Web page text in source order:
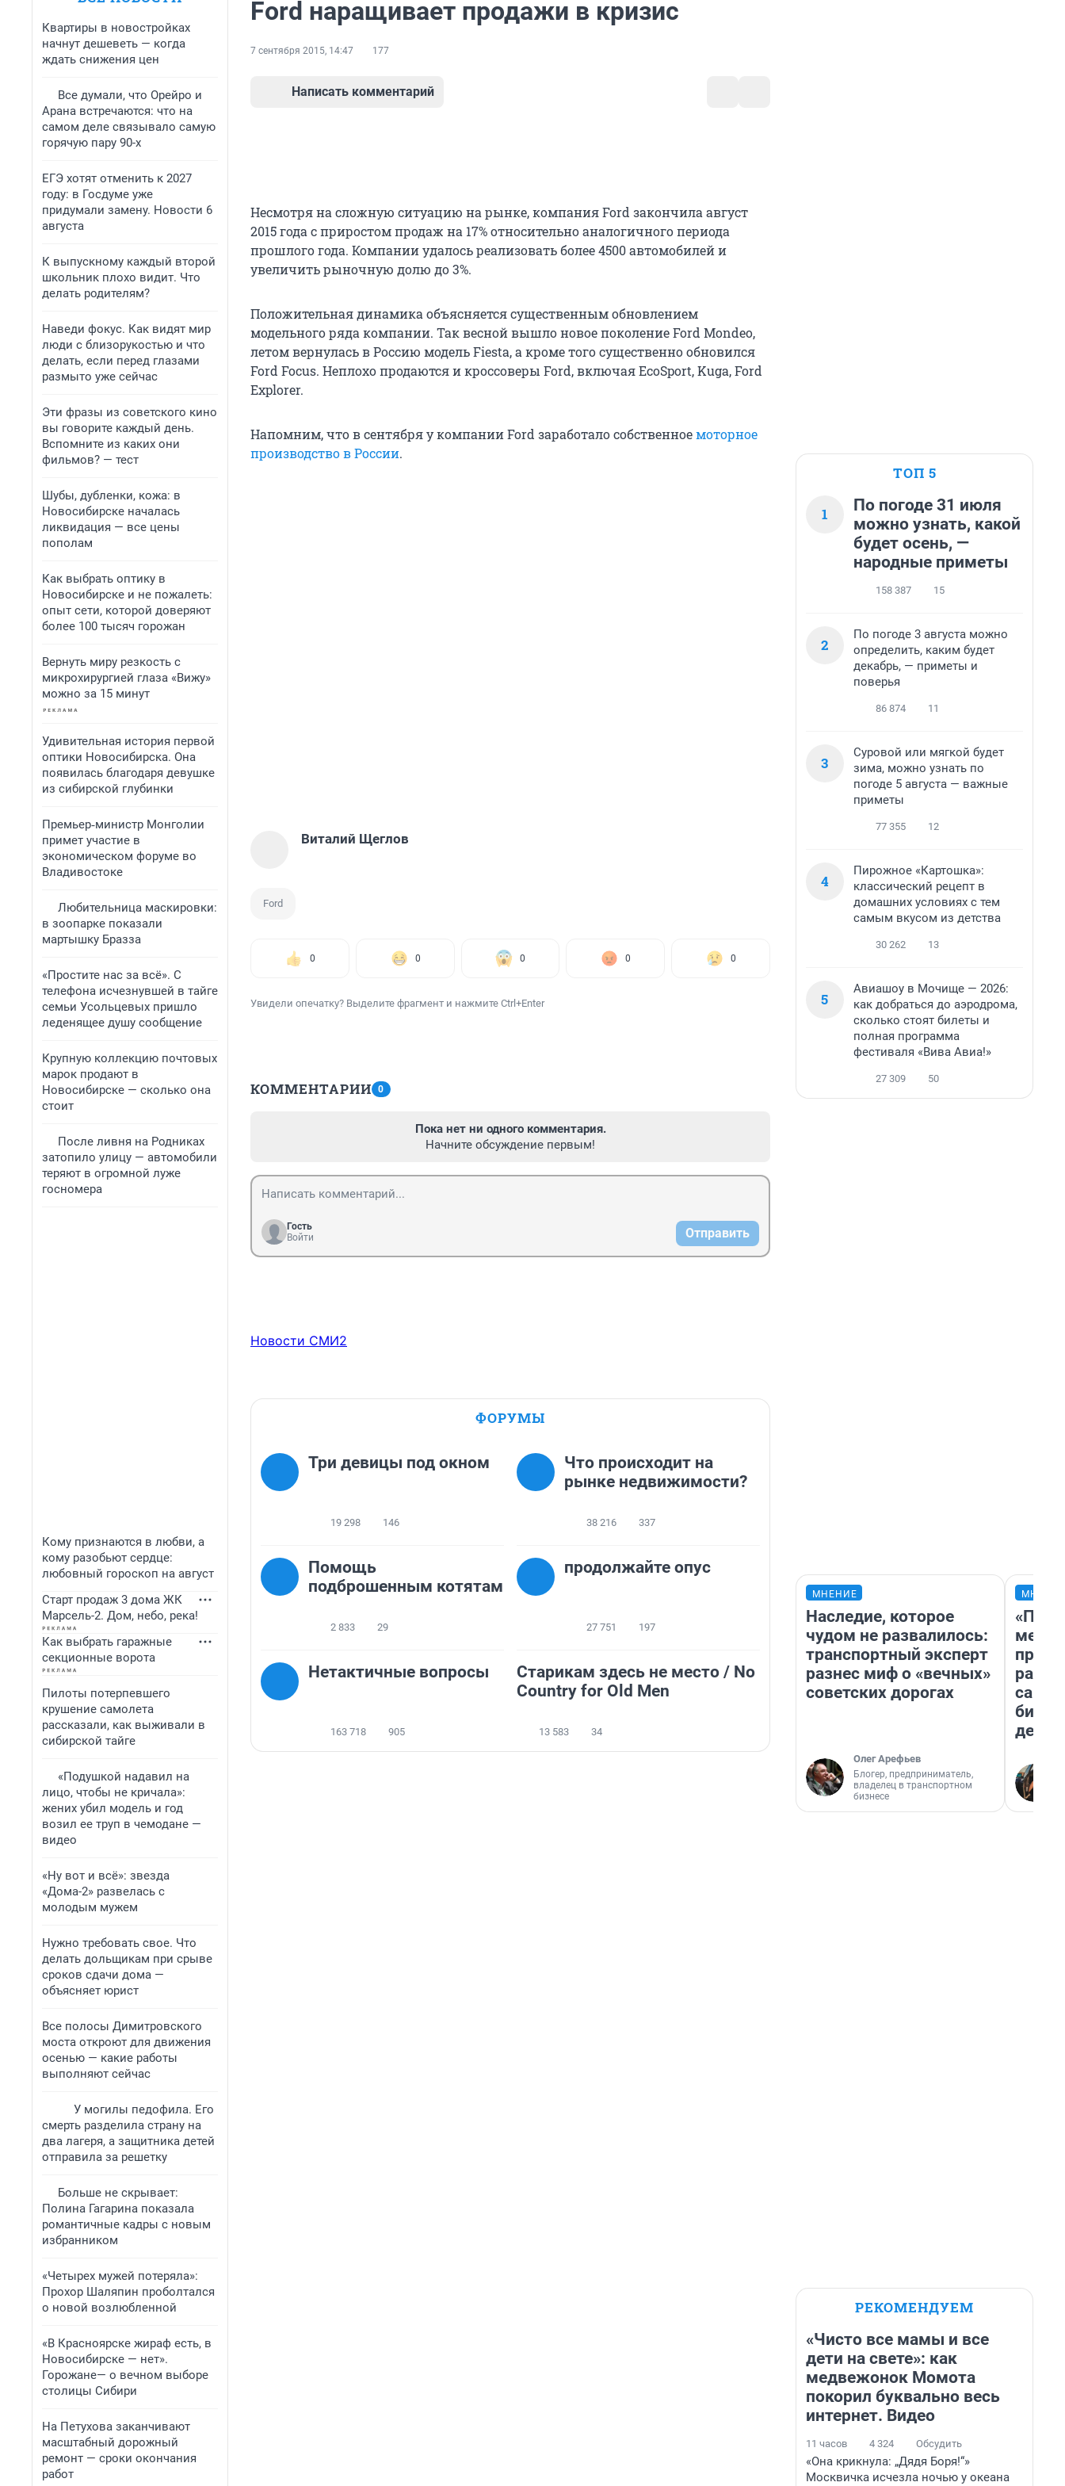
Квартиры в новостройках
начнут дешеветь — когда
ждать снижения цен
Все думали, что Орейро и
Арана встречаются: что на
самом деле связывало самую
горячую пару 90-х
ЕГЭ хотят отменить к 2027
году: в Госдуме уже
придумали замену. Новости 6
августа
К выпускному каждый второй
школьник плохо видит. Что
делать родителям?
Наведи фокус. Как видят мир
люди с близорукостью и что
делать, если перед глазами
размыто уже сейчас
Эти фразы из советского кино
вы говорите каждый день.
Вспомните из каких они
фильмов? — тест
Шубы, дубленки, кожа: в
Новосибирске началась
ликвидация — все цены
пополам
Как выбрать оптику в
Новосибирске и не пожалеть:
опыт сети, которой доверяют
более 100 тысяч горожан
Вернуть миру резкость с
микрохирургией глаза «Вижу»
можно за 15 минут
Удивительная история первой
оптики Новосибирска. Она
появилась благодаря девушке
из сибирской глубинки
Премьер‑министр Монголии
примет участие в
экономическом форуме во
Владивостоке
Любительница маскировки:
в зоопарке показали
мартышку Бразза
«Простите нас за всё». С
телефона исчезнувшей в тайге
семьи Усольцевых пришло
леденящее душу сообщение
Крупную коллекцию почтовых
марок продают в
Новосибирске — сколько она
стоит
После ливня на Родниках
затопило улицу — автомобили
теряют в огромной луже
госномера
Кому признаются в любви, а
кому разобьют сердце:
любовный гороскоп на август
Старт продаж 3 дома ЖК
Марсель-2. Дом, небо, река!
Как выбрать гаражные
секционные ворота
Пилоты потерпевшего
крушение самолета
рассказали, как выживали в
сибирской тайге
«Подушкой надавил на
лицо, чтобы не кричала»:
жених убил модель и год
возил ее труп в чемодане —
видео
«Ну вот и всё»: звезда
«Дома-2» развелась с
молодым мужем
Нужно требовать свое. Что
делать дольщикам при срыве
сроков сдачи дома —
объясняет юрист
Все полосы Димитровского
моста откроют для движения
осенью — какие работы
выполняют сейчас
У могилы педофила. Его
смерть разделила страну на
два лагеря, а защитника детей
отправила за решетку
Больше не скрывает:
Полина Гагарина показала
романтичные кадры с новым
избранником
«Четырех мужей потеряла»:
Прохор Шаляпин проболтался
о новой возлюбленной
«В Красноярске жираф есть, в
Новосибирске — нет».
Горожане— о вечном выборе
столицы Сибири
На Петухова заканчивают
масштабный дорожный
ремонт — сроки окончания
работ
Ford наращивает продажи в кризис
7 сентября 2015, 14:47 177
Написать комментарий
Несмотря на сложную ситуацию на рынке, компания Ford закончила август
2015 года с приростом продаж на 17% относительно аналогичного периода
прошлого года. Компании удалось реализовать более 4500 автомобилей и
увеличить рыночную долю до 3%.
Положительная динамика объясняется существенным обновлением
модельного ряда компании. Так весной вышло новое поколение Ford Mondeo,
летом вернулась в Россию модель Fiesta, а кроме того существенно обновился
Ford Focus. Неплохо продаются и кроссоверы Ford, включая EcoSport, Kuga, Ford
Explorer.
Напомним, что в сентября у компании Ford заработало собственноемоторное
производство в России.
Виталий Щеглов
Ford
0 0 0 0 0
Увидели опечатку? Выделите фрагмент и нажмите Ctrl+Enter
КОММЕНТАРИИ 0
Пока нет ни одного комментария.
Начните обсуждение первым!
Гость
Войти
Отправить
Новости СМИ2
ФОРУМЫ
Три девицы под окном
19 298 146
Что происходит на
рынке недвижимости?
38 216 337
Помощь
подброшенным котятам
2 833 29
продолжайте опус
27 751 197
Нетактичные вопросы
163 718 905
Старикам здесь не место / No
Country for Old Men
13 583 34
ТОП 5
1
По погоде 31 июля
можно узнать, какой
будет осень, —
народные приметы
158 387 15
2
По погоде 3 августа можно
определить, каким будет
декабрь, — приметы и
поверья
86 874 11
3
Суровой или мягкой будет
зима, можно узнать по
погоде 5 августа — важные
приметы
77 355 12
4
Пирожное «Картошка»:
классический рецепт в
домашних условиях с тем
самым вкусом из детства
30 262 13
5
Авиашоу в Мочище — 2026:
как добраться до аэродрома,
сколько стоят билеты и
полная программа
фестиваля «Вива Авиа!»
27 309 50
МНЕНИЕ
Наследие, которое
чудом не развалилось:
транспортный эксперт
разнес миф о «вечных»
советских дорогах
Олег Арефьев
Блогер, предприниматель,
владелец в транспортном
бизнесе
РЕКОМЕНДУЕМ
«Чисто все мамы и все
дети на свете»: как
медвежонок Момота
покорил буквально весь
интернет. Видео
11 часов 4 324 Обсудить
«Она крикнула: „Дядя Боря!“»
Москвичка исчезла ночью у океана